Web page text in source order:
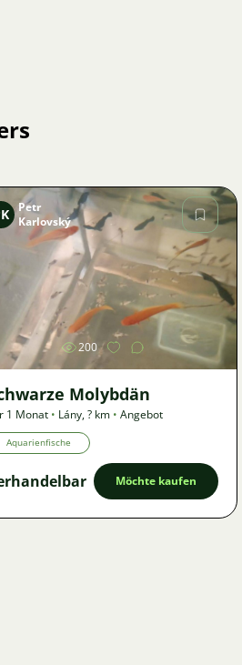
Bild
Petr
Karlovský
200
Molybdän
1 Monat • Lány,? km • Angebot
Aquarienfische
Möchte kaufen